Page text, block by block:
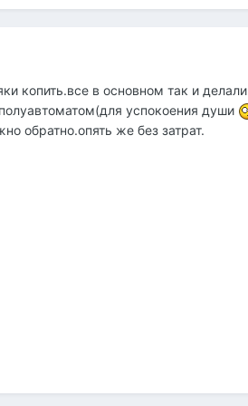
копить.все в основном так и
успокоения души
обратно.опять же без затрат.